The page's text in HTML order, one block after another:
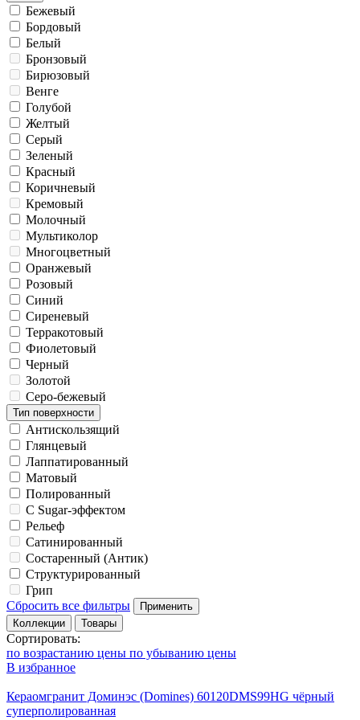
Бежевый
Бордовый
Белый
Бронзовый
Бирюзовый
Венге
Голубой
Желтый
Серый
Зеленый
Красный
Коричневый
Кремовый
Молочный
Мультиколор
Многоцветный
Оранжевый
Розовый
Синий
Сиреневый
Терракотовый
Фиолетовый
Черный
Золотой
Серо-бежевый
Тип поверхности
Антискользящий
Глянцевый
Лаппатированный
Матовый
Полированный
С Sugar-эффектом
Рельеф
Сатинированный
Состаренный (Антик)
Структурированный
Грип
Сбросить все фильтры
Применить
Коллекции
Товары
Сортировать:
по возрастанию цены по убыванию цены
В избранное
Кераомгранит Доминэс (Domines) 60120DMS99HG чёрный
суперполированная